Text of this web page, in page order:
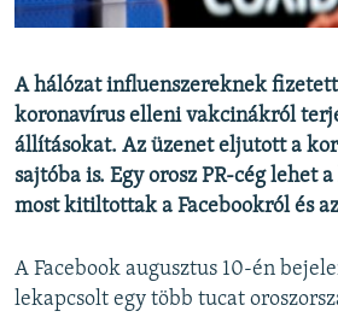
A MÚLT TANULSÁGAI
KÖVESSEN MINKET!
Valamennyi RFE/RL weboldal
A hálózat influenszereknek
koronavírus elleni vakcinákról
állításokat. Az üzenet eljutott a
sajtóba is. Egy orosz PR-cég lehet
most kitiltottak a Facebookról és
A Facebook augusztus 10-én
lekapcsolt egy több tucat